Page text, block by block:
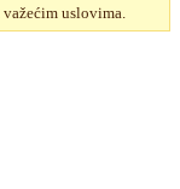
uslovima.